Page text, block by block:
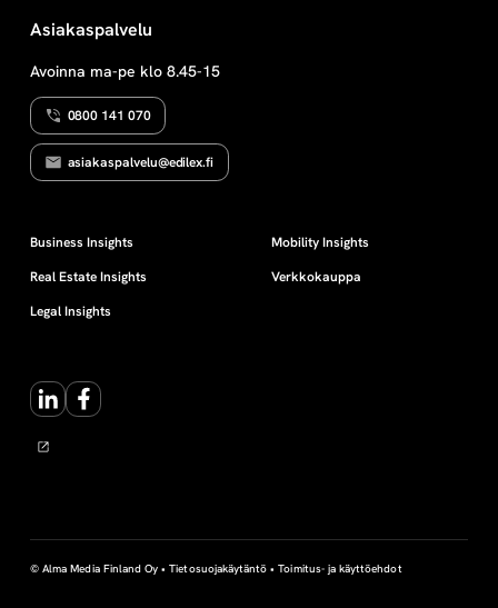
Asiakaspalvelu
Avoinna ma-pe klo 8.45-15
0800 141 070
asiakaspalvelu@edilex.fi
Business Insights
Real Estate Insights
Legal Insights
Mobility Insights
Verkkokauppa
LinkedInFacebook
© Alma Media Finland Oy •Tietosuojakäytäntö •Toimitus- ja käyttöehdot